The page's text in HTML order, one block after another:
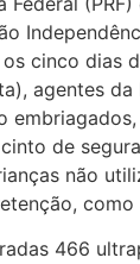
cinco dias
agentes da
de
não
como
466